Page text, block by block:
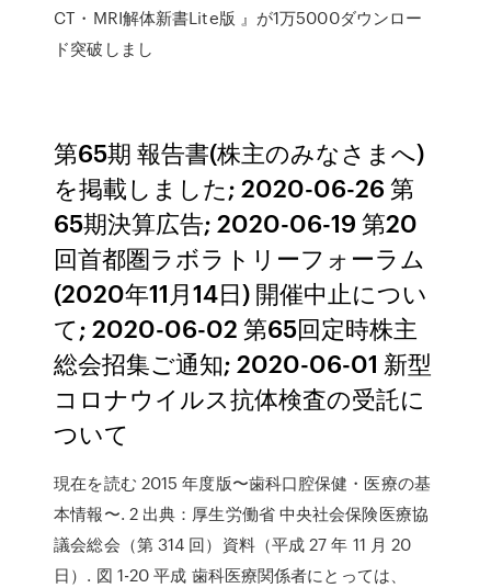
CT・MRI解体新書Lite版 』が1万5000ダウンロー
ド突破しまし
第65期 報告書(株主のみなさまへ)
を掲載しました; 2020-06-26 第
65期決算広告; 2020-06-19 第20
回首都圏ラボラトリーフォーラム
(2020年11月14日) 開催中止につい
て; 2020-06-02 第65回定時株主
総会招集ご通知; 2020-06-01 新型
コロナウイルス抗体検査の受託に
ついて
現在を読む 2015 年度版〜歯科口腔保健・医療の基
本情報〜. 2 出典：厚生労働省 中央社会保険医療協
議会総会（第 314 回）資料（平成 27 年 11 月 20
日）. 図 1-20 平成 歯科医療関係者にとっては、